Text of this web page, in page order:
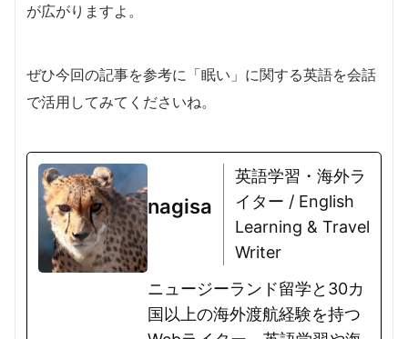
が広がりますよ。
ぜひ今回の記事を参考に「眠い」に関する英語を会話
で活用してみてくださいね。
nagisa
英語学習・海外ラ
イター / English
Learning & Travel
Writer
ニュージーランド留学と30カ
国以上の海外渡航経験を持つ